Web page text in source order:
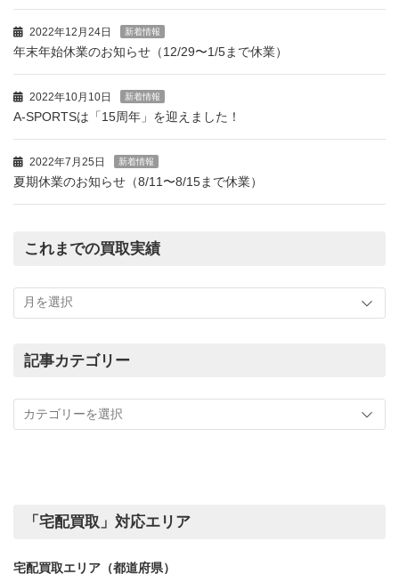
2022年12月24日 新着情報
年末年始休業のお知らせ（12/29〜1/5まで休業）
2022年10月10日 新着情報
A-SPORTSは「15周年」を迎えました！
2022年7月25日 新着情報
夏期休業のお知らせ（8/11〜8/15まで休業）
これまでの買取実績
ま
の
績
記事カテゴリー
カ
「宅配買取」対応エリア
宅配買取エリア（都道府県）